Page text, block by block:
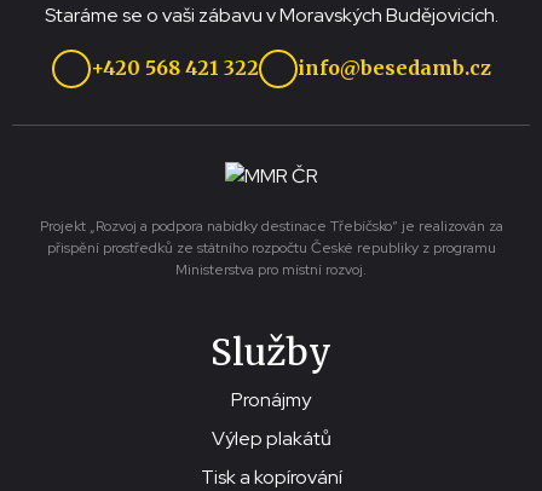
Staráme se o vaši zábavu v Moravských Budějovicích.
+420 568 421 322 info@besedamb.cz
Projekt „Rozvoj a podpora nabídky destinace Třebíčsko“ je realizován za
přispění prostředků ze státního rozpočtu České republiky z programu
Ministerstva pro místní rozvoj.
Služby
Pronájmy
Výlep plakátů
Tisk a kopírování